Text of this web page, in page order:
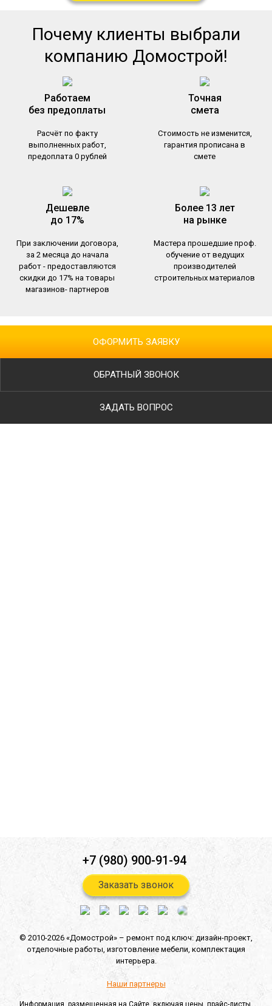
Почему клиенты выбрали
компанию Домострой!
Работаем
без предоплаты
Расчёт по факту
выполненных работ,
предоплата 0 рублей
Точная
cмета
Стоимость не изменится,
гарантия прописана в
смете
Дешевле
до 17%
При заключении договора,
за 2 месяца до начала
работ - предоставляются
скидки до 17% на товары
магазинов- партнеров
Более 13 лет
на рынке
Мастера прошедшие проф.
обучение от ведущих
производителей
строительных материалов
ОФОРМИТЬ ЗАЯВКУ
ОБРАТНЫЙ ЗВОНОК
ЗАДАТЬ ВОПРОС
© 2010-2026 «Домострой» – ремонт под ключ: дизайн-проект,
отделочные работы, изготовление мебели, комплектация
интерьера.
Наши партнеры
+7 (980) 900-91-94
Заказать звонок
Информация, размещенная на Сайте, включая цены, прайс-листы,